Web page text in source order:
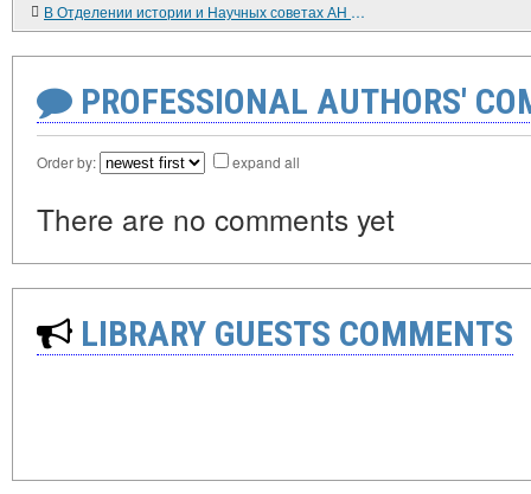
В Отделении истории и Научных советах АН СССР. В БЮРО ОТДЕЛЕНИЯ
PROFESSIONAL AUTHORS'
Order by: expand all
There are no comments yet
LIBRARY GUESTS COMMENTS